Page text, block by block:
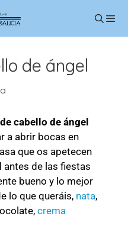
de ángel
cabello de ángel
a abrir bocas en
que os apetecen
antes de las fiestas
bueno y lo mejor
lo que queráis, nata,
crema